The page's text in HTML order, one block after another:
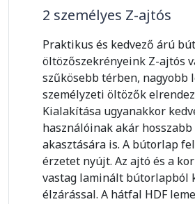
2 személyes Z-ajtós
Praktikus és kedvező árú
öltözőszekrényeink Z-ajtós
szűkösebb térben, nagyobb
személyzeti öltözők
Kialakítása ugyanakkor
használóinak akár
akasztására is. A bútorlap
érzetet nyújt. Az ajtó és a
vastag laminált bútorlapból
élzárással. A hátfal HDF